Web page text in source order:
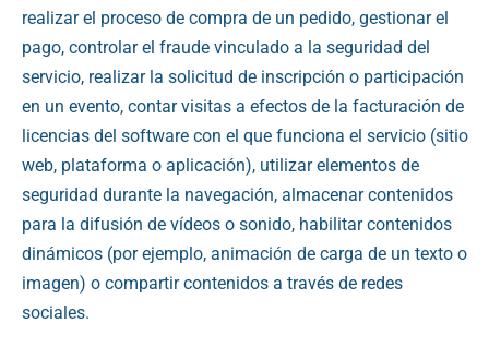
realizar el proceso de compra de un pedido, gestionar el
pago, controlar el fraude vinculado a la seguridad del
servicio, realizar la solicitud de inscripción o participación
en un evento, contar visitas a efectos de la facturación de
licencias del software con el que funciona el servicio (sitio
web, plataforma o aplicación), utilizar elementos de
seguridad durante la navegación, almacenar contenidos
para la difusión de vídeos o sonido, habilitar contenidos
dinámicos (por ejemplo, animación de carga de un texto o
imagen) o compartir contenidos a través de redes
sociales.